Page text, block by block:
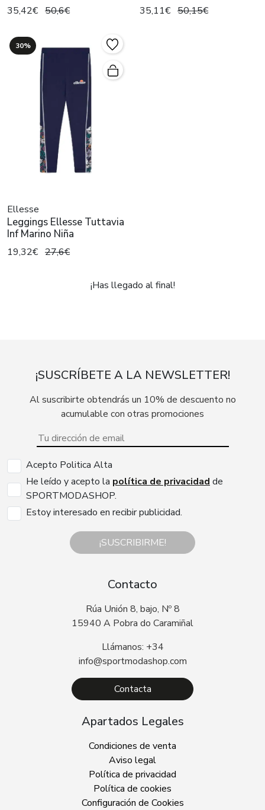
35,42€ 50,6€ 35,11€ 50,15€
30%
Ellesse
Leggings Ellesse Tuttavia
Inf Marino Niña
19,32€ 27,6€
¡Has llegado al final!
¡SUSCRÍBETE A LA NEWSLETTER!
Al suscribirte obtendrás un 10% de descuento no
acumulable con otras promociones
Acepto Politica Alta
He leído y acepto la política de privacidad de
SPORTMODASHOP.
Estoy interesado en recibir publicidad.
¡SUSCRIBIRME!
Contacto
Rúa Unión 8, bajo, Nº 8
15940 A Pobra do Caramiñal
Llámanos: +34
info@sportmodashop.com
Contacta
Apartados Legales
Condiciones de venta
Aviso legal
Política de privacidad
Política de cookies
Configuración de Cookies